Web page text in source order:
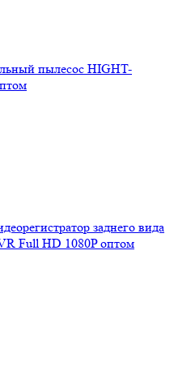
пылесос HIGHT-
заднего вида
Full HD 1080P оптом